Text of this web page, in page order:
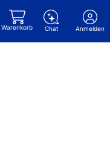
Warenkorb Chat Anmelden